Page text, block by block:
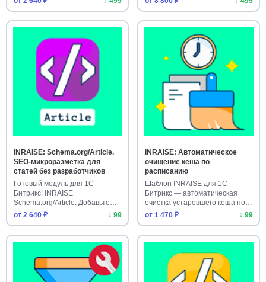
INRAISE: Schema.org/Article.
SEO-микроразметка для
статей без разработчиков
Готовый модуль для 1С-
Битрикс: INRAISE
Schema.org/Article. Добавьте
SEO-микрораз…
от 2 640 ₽ ↓ 99
INRAISE: Автоматическое
очищение кеша по
расписанию
Шаблон INRAISE для 1С-
Битрикс — автоматическая
очистка устаревшего кеша по
распи…
от 1 470 ₽ ↓ 99